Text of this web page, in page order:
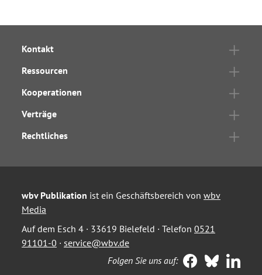
Kontakt
Ressourcen
Kooperationen
Verträge
Rechtliches
wbv Publikation ist ein Geschäftsbereich von wbv
Media
Auf dem Esch 4 · 33619 Bielefeld · Telefon 0521
91101-0 · service@wbv.de
Folgen Sie uns auf: